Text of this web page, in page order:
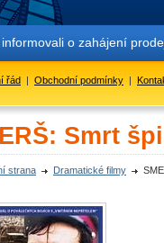
o zahájení
řád | Obchodní podmínky |
Smrt
strana Dramatické filmy